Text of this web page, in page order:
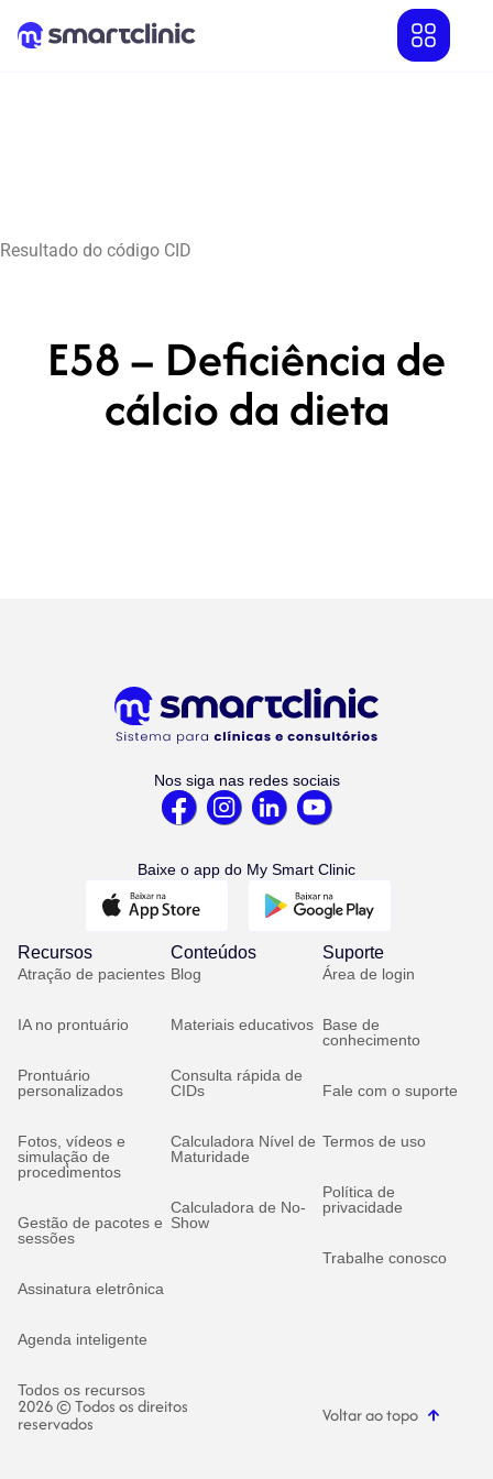
Resultado do código CID
E58 – Deficiência de
cálcio da dieta
Nos siga nas redes sociais
Baixe o app do My Smart Clinic
Recursos
Atração de pacientes
IA no prontuário
Prontuário
personalizados
Fotos, vídeos e
simulação de
procedimentos
Gestão de pacotes e
sessões
Assinatura eletrônica
Agenda inteligente
Todos os recursos
Conteúdos
Blog
Materiais educativos
Consulta rápida de
CIDs
Calculadora Nível de
Maturidade
Calculadora de No-
Show
Suporte
Área de login
Base de
conhecimento
Fale com o suporte
Termos de uso
Política de
privacidade
Trabalhe conosco
2026 © Todos os direitos
reservados Voltar ao topo